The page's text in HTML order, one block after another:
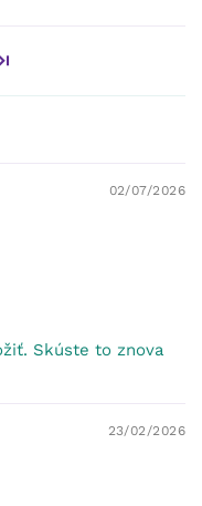
02/07/2026
Skúste to znova
23/02/2026